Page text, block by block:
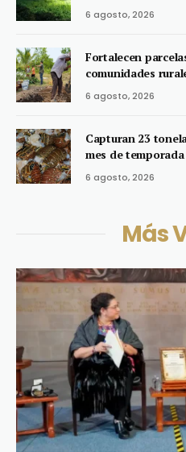
6 agosto, 2026
Fortalecen
comunidades
6 agosto, 2026
Capturan 23
mes de temporada
6 agosto, 2026
Más